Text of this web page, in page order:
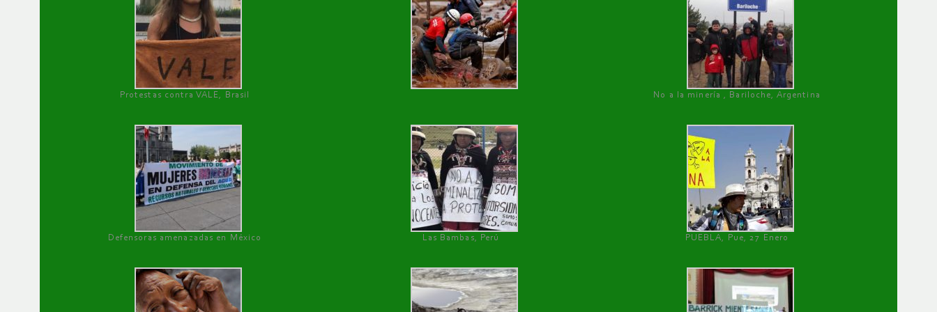
Protestas contra VALE, Brasil No a la minería , Bariloche, Argentina
Defensoras amenazadas en México Las Bambas, Perú PUEBLA, Pue, 27 Enero